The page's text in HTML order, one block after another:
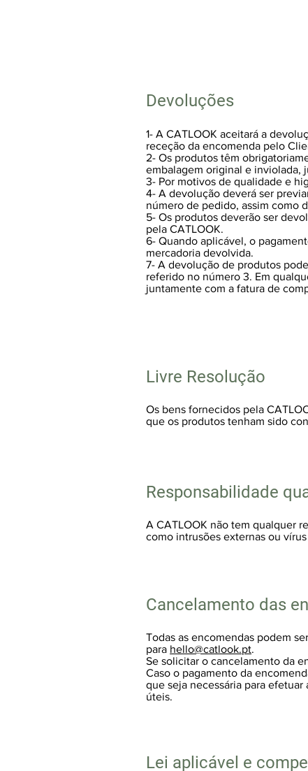
Devoluções
1- A CATLOOK aceitará a
receção da encomenda pelo
2- Os produtos têm
embalagem original e inviolada,
3- Por motivos de qualidade e
4- A devolução deverá ser
número de pedido, assim como
5- Os produtos deverão ser
pela CATLOOK.
6- Quando aplicável, o
mercadoria devolvida.
7- A devolução de produtos
referido no número 3. Em
juntamente com a fatura de
Livre Resolução
Os bens fornecidos pela
que os produtos tenham sido
Responsabilidade
A CATLOOK não tem qualquer
como intrusões externas ou
Cancelamento das
Todas as encomendas podem
para hello@catlook.pt.
Se solicitar o cancelamento da
Caso o pagamento da
que seja necessária para
úteis.
Lei aplicável e